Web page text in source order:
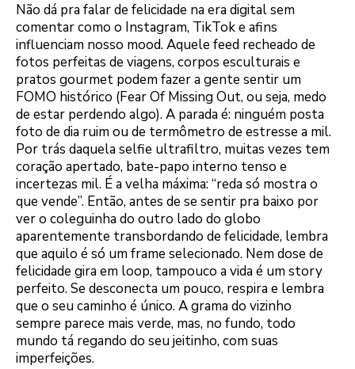
Não dá pra falar de felicidade na era digital sem
comentar como o Instagram, TikTok e afins
influenciam nosso mood. Aquele feed recheado de
fotos perfeitas de viagens, corpos esculturais e
pratos gourmet podem fazer a gente sentir um
FOMO histórico (Fear Of Missing Out, ou seja, medo
de estar perdendo algo). A parada é: ninguém posta
foto de dia ruim ou de termômetro de estresse a mil.
Por trás daquela selfie ultrafiltro, muitas vezes tem
coração apertado, bate-papo interno tenso e
incertezas mil. É a velha máxima: “reda só mostra o
que vende”. Então, antes de se sentir pra baixo por
ver o coleguinha do outro lado do globo
aparentemente transbordando de felicidade, lembra
que aquilo é só um frame selecionado. Nem dose de
felicidade gira em loop, tampouco a vida é um story
perfeito. Se desconecta um pouco, respira e lembra
que o seu caminho é único. A grama do vizinho
sempre parece mais verde, mas, no fundo, todo
mundo tá regando do seu jeitinho, com suas
imperfeições.